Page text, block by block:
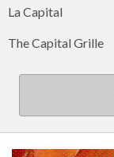
La Capital
The Capital Grille